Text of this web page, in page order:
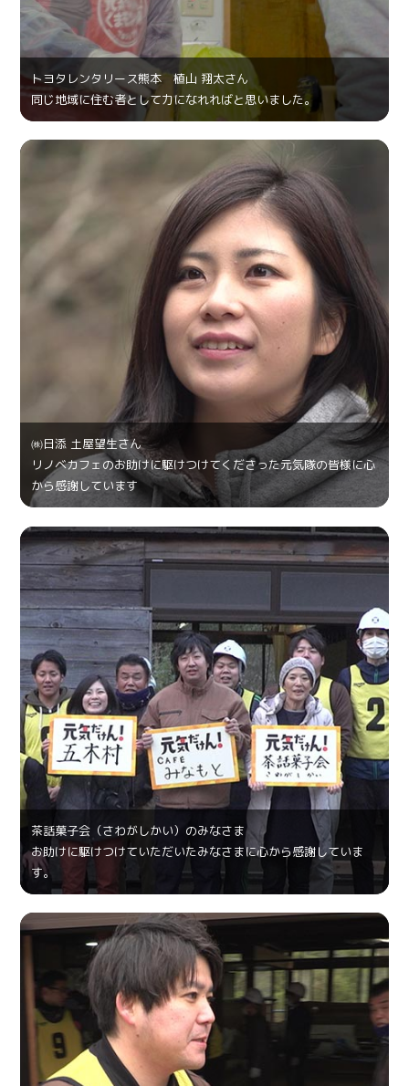
トヨタレンタリース熊本 植山 翔太さん
同じ地域に住む者として力になれればと思いました。
㈱日添 土屋望生さん
リノベカフェのお助けに駆けつけてくださった元気隊の皆様に心
から感謝しています
茶話菓⼦会（さわがしかい）のみなさま
お助けに駆けつけていただいたみなさまに心から感謝していま
す。